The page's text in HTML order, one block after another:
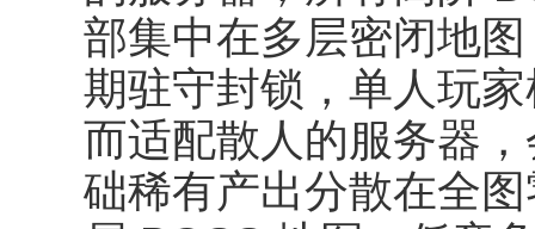
部集中在多层密闭地
期驻守封锁，单人玩
而适配散人的服务器
础稀有产出分散在全